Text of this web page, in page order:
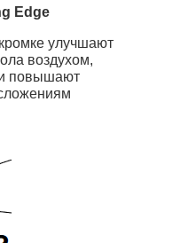
Edge
улучшают
воздухом,
и повышают